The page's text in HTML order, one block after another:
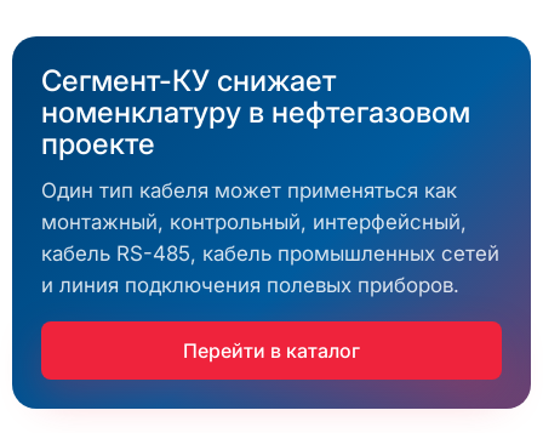
Сегмент-КУ снижает
номенклатуру в нефтегазовом
проекте
Один тип кабеля может применяться как
монтажный, контрольный, интерфейсный,
кабель RS-485, кабель промышленных сетей
и линия подключения полевых приборов.
Перейти в каталог